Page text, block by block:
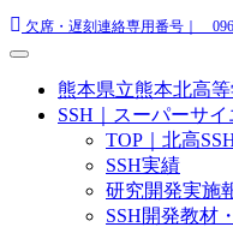
欠席・遅刻連絡専用番号｜
熊本県立熊本北高
SSH｜スーパーサ
TOP｜北高
SSH実績
研究開発実施
SSH開発教材